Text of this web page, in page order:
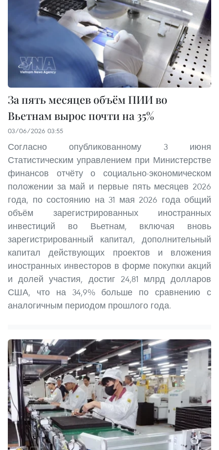
За пять месяцев объём ПИИ во
Вьетнам вырос почти на 35%
03/06/2026 03:55
Согласно опубликованному 3 июня
Статистическим управлением при Министерстве
финансов отчёту о социально-экономическом
положении за май и первые пять месяцев 2026
года, по состоянию на 31 мая 2026 года общий
объём зарегистрированных иностранных
инвестиций во Вьетнам, включая вновь
зарегистрированный капитал, дополнительный
капитал действующих проектов и вложения
иностранных инвесторов в форме покупки акций
и долей участия, достиг 24,81 млрд долларов
США, что на 34,9% больше по сравнению с
аналогичным периодом прошлого года.